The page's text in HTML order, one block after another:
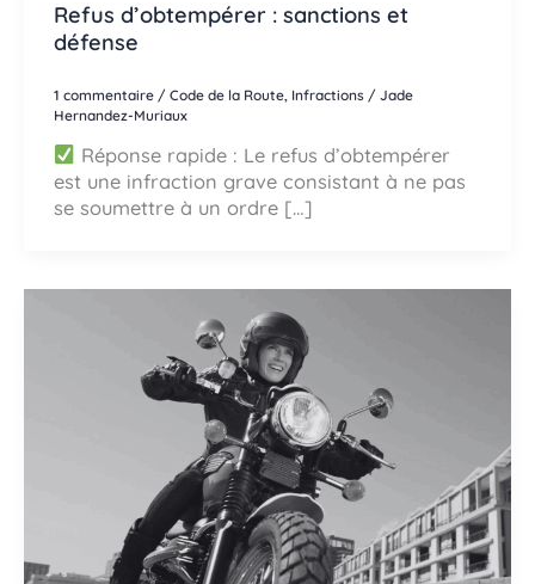
Refus d’obtempérer : sanctions et
défense
1 commentaire / Code de la Route, Infractions/ Jade
Hernandez-Muriaux
Réponse rapide : Le refus d’obtempérer
est une infraction grave consistant à ne pas
se soumettre à un ordre […]